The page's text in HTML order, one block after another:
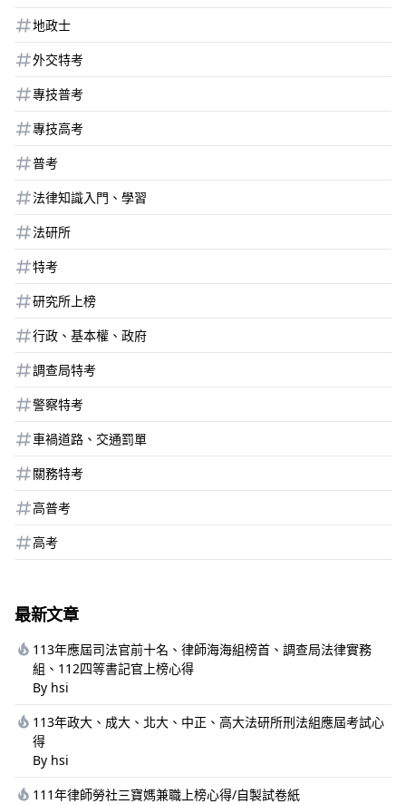
地政士
外交特考
專技普考
專技高考
普考
法律知識入門、學習
法研所
特考
研究所上榜
行政、基本權、政府
調查局特考
警察特考
車禍道路、交通罰單
關務特考
高普考
高考
最新文章
113年應屆司法官前十名、律師海海組榜首、調查局法律實務
組、112四等書記官上榜心得
By hsi
113年政大、成大、北大、中正、高大法研所刑法組應屆考試心
得
By hsi
111年律師勞社三寶媽兼職上榜心得/自製試卷紙